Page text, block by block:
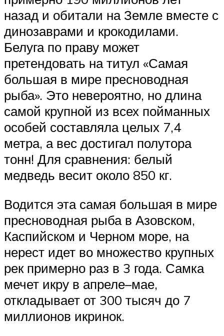
назад и обитали на Земле вместе с
динозаврами и крокодилами.
Белуга по праву может
претендовать на титул «Самая
большая в мире пресноводная
рыба». Это невероятно, но длина
самой крупной из всех пойманных
особей составляла целых 7,4
метра, а вес достигал полутора
тонн! Для сравнения: белый
медведь весит около 850 кг.
Водится эта самая большая в мире
пресноводная рыба в Азовском,
Каспийском и Черном море, на
нерест идет во множество крупных
рек примерно раз в 3 года. Самка
мечет икру в апреле–мае,
откладывает от 300 тысяч до 7
миллионов икринок.